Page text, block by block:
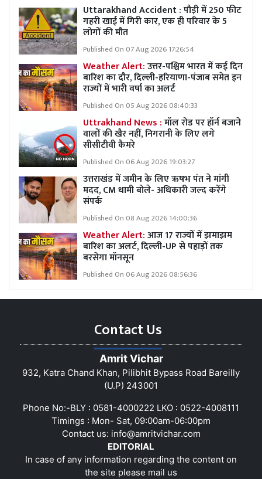
Uttarakhand Accident : पौड़ी में 250 फीट
गहरी खाई में गिरी कार, एक ही परिवार के 5
लोगों की मौत
Published On 07 Aug 2026 17:26:54
Weather Alert:उत्तर-पश्चिम भारत में कई दिन
बारिश का दौर, दिल्ली-हरियाणा-पंजाब समेत इन
राज्यों में भारी वर्षा का अलर्ट
Published On 05 Aug 2026 08:40:33
Uttrakhand News :मॉल रोड पर हॉर्न बजाने
वालों की खैर नहीं, निगरानी के लिए लगे
सीसीटीवी कैमरे
Published On 06 Aug 2026 19:03:27
उत्तराखंड में जमीन के लिए ऋषभ पंत ने मांगी
मदद, CM धामी बोले- अधिकारी जल्द करेंगे
संपर्क
Published On 08 Aug 2026 14:00:36
Weather Alert:आज 17 राज्यों में झमाझम
बारिश का अलर्ट, दिल्ली-UP से पहाड़ों तक
बरसेगा मॉनसून
Published On 06 Aug 2026 08:56:36
Contact Us
Amrit Vichar
932, Katra Chand Khan, Pilibhit Bypass Road Bareilly
(U.P) 243001
Phone No:-BLY : 0581-4000222 LKO : 0522-4008111
Timings : Mon- Sat, 09:00am-06:00pm
Contact us: info@amritvichar.com
EDITORIAL
In case of any information regarding the content on
the site please mail us